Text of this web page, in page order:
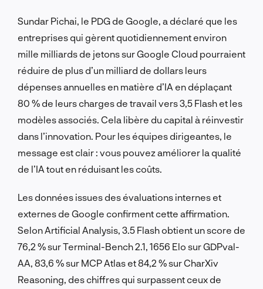
Sundar Pichai, le PDG de Google, a déclaré que les
entreprises qui gèrent quotidiennement environ
mille milliards de jetons sur Google Cloud pourraient
réduire de plus d’un milliard de dollars leurs
dépenses annuelles en matière d’IA en déplaçant
80 % de leurs charges de travail vers 3,5 Flash et les
modèles associés. Cela libère du capital à réinvestir
dans l’innovation. Pour les équipes dirigeantes, le
message est clair : vous pouvez améliorer la qualité
de l’IA tout en réduisant les coûts.
Les données issues des évaluations internes et
externes de Google confirment cette affirmation.
Selon Artificial Analysis, 3.5 Flash obtient un score de
76,2 % sur Terminal-Bench 2.1, 1656 Elo sur GDPval-
AA, 83,6 % sur MCP Atlas et 84,2 % sur CharXiv
Reasoning, des chiffres qui surpassent ceux de